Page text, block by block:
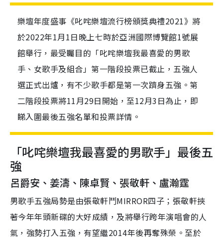
樂壇年度盛事《叱咤樂壇流行榜頒獎典禮2021》將
於2022年1月1日晚上七時於亞洲國際博覽館1號展
館舉行，最受矚目的「叱咤樂壇我最喜愛的男歌
手、女歌手及組合」第一階段投票已截止，五強人
選正式出爐，有不少歌手都是第一次躋身五強。第
二階段投票將11月29日開始，至12月3日為止，即
睇入圍最後五強名單和投票詳情。
「叱咤樂壇我最喜愛的男歌手」最後五
強
呂爵安、姜濤、陳卓賢、張敬軒、盧瀚霆
男歌手五強局勢是由張敬軒鬥MIRROR四子；張敬軒挾
著今年年頭新碟的大好成績，及將舉行跨年演唱會的人
氣，強勢打入五強，有望繼2014年後再奪殊榮。至於